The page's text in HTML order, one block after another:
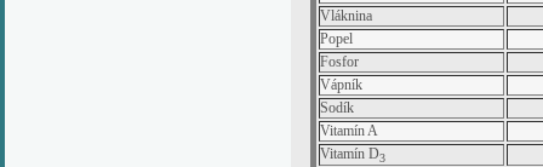
Vláknina
Popel
Fosfor
Vápník
Sodík
Vitamín A
Vitamín D3